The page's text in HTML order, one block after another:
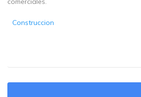
Construccion